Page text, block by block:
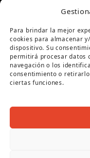
Para brindar la mejor
cookies para almacenar
dispositivo. Su
permitirá procesar datos
navegación o los
consentimiento o
ciertas funciones.
Página